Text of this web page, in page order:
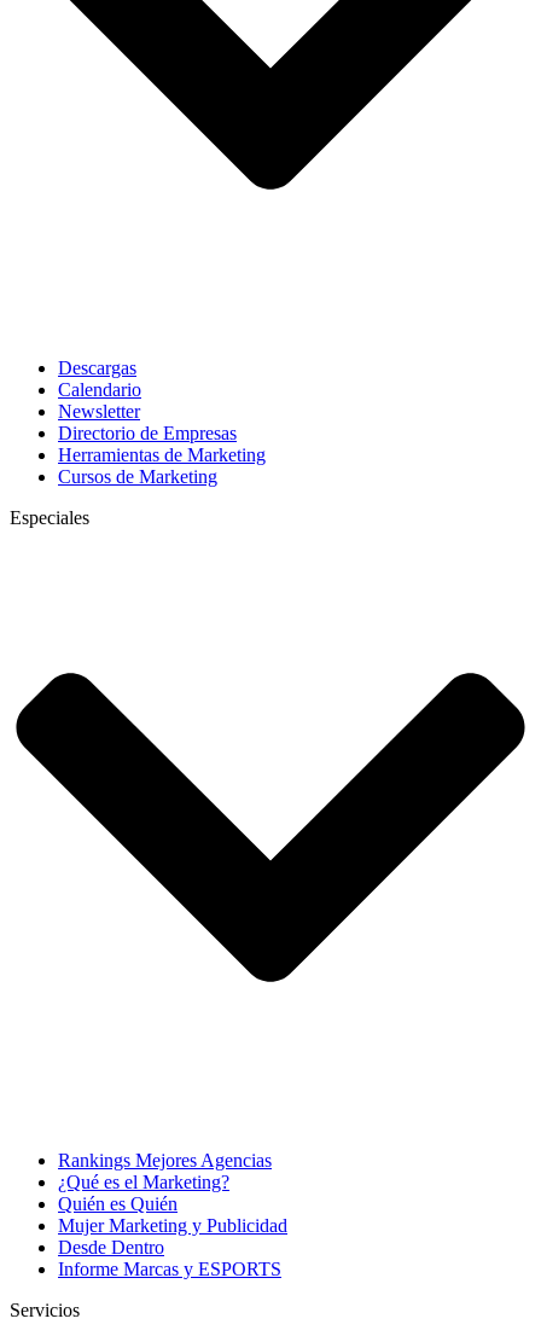
Descargas
Calendario
Newsletter
Directorio de Empresas
Herramientas de Marketing
Cursos de Marketing
Especiales
Rankings Mejores Agencias
¿Qué es el Marketing?
Quién es Quién
Mujer Marketing y Publicidad
Desde Dentro
Informe Marcas y ESPORTS
Servicios